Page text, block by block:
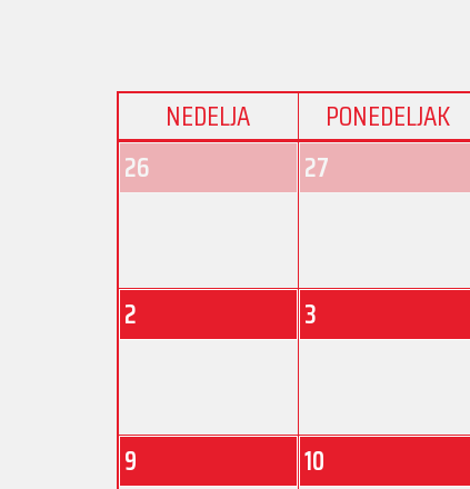
NEDELJA PONEDELJAK
26 27
2 3
9 10